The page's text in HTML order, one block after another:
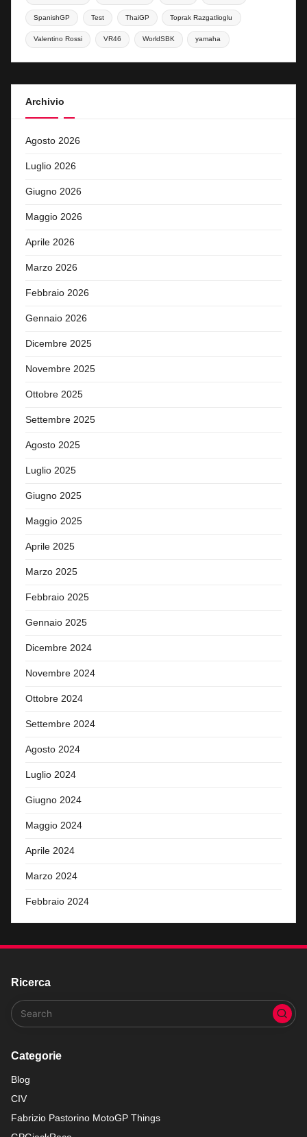
SpanishGP Test ThaiGP Toprak Razgatlioglu
Valentino Rossi VR46 WorldSBK yamaha
Archivio
Agosto 2026
Luglio 2026
Giugno 2026
Maggio 2026
Aprile 2026
Marzo 2026
Febbraio 2026
Gennaio 2026
Dicembre 2025
Novembre 2025
Ottobre 2025
Settembre 2025
Agosto 2025
Luglio 2025
Giugno 2025
Maggio 2025
Aprile 2025
Marzo 2025
Febbraio 2025
Gennaio 2025
Dicembre 2024
Novembre 2024
Ottobre 2024
Settembre 2024
Agosto 2024
Luglio 2024
Giugno 2024
Maggio 2024
Aprile 2024
Marzo 2024
Febbraio 2024
Ricerca
Categorie
Blog
CIV
Fabrizio Pastorino MotoGP Things